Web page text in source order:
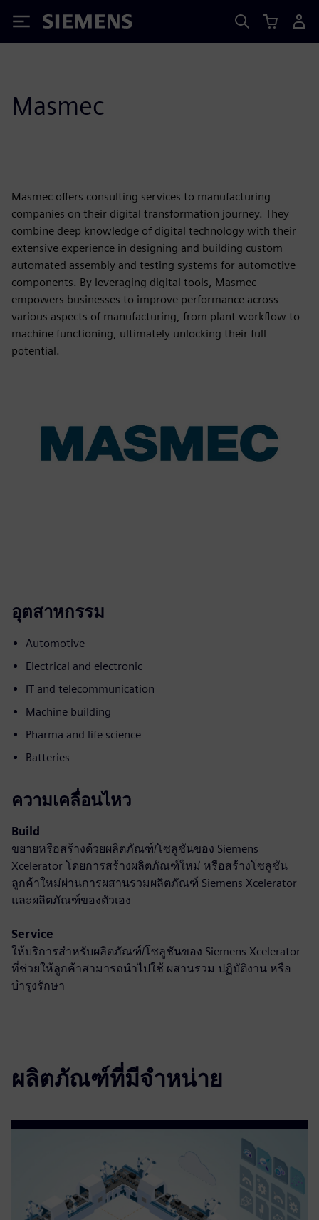
Siemens
Masmec
Masmec offers consulting services to manufacturing
companies on their digital transformation journey. They
combine deep knowledge of digital technology with their
extensive experience in designing and building custom
automated assembly and testing systems for automotive
components. By leveraging digital tools, Masmec
empowers businesses to improve performance across
various aspects of manufacturing, from plant workflow to
machine functioning, ultimately unlocking their full
potential.
อุตสาหกรรม
Automotive
Electrical and electronic
IT and telecommunication
Machine building
Pharma and life science
Batteries
ความเคลื่อนไหว
Build
ขยายหรือสร้างด้วยผลิตภัณฑ์/โซลูชันของ Siemens
Xcelerator โดยการสร้างผลิตภัณฑ์ใหม่ หรือสร้างโซลูชัน
ลูกค้าใหม่ผ่านการผสานรวมผลิตภัณฑ์ Siemens Xcelerator
และผลิตภัณฑ์ของตัวเอง
Service
ให้บริการสำหรับผลิตภัณฑ์/โซลูชันของ Siemens Xcelerator
ที่ช่วยให้ลูกค้าสามารถนำไปใช้ ผสานรวม ปฏิบัติงาน หรือ
บำรุงรักษา
ผลิตภัณฑ์ที่มีจำหน่าย